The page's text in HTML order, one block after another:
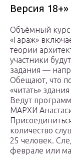
Версия 18+»
Объёмный курс
«Гараж»
теории
участники
задания —
Обещают, что
«читать»
Ведут
МАРХИ
количество
25 человек.
феврале или